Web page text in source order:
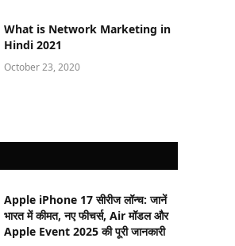
What is Network Marketing in
Hindi 2021
October 23, 2020
Apple iPhone 17 सीरीज लॉन्च: जानें
भारत में कीमत, नए फीचर्स, Air मॉडल और
Apple Event 2025 की पूरी जानकारी